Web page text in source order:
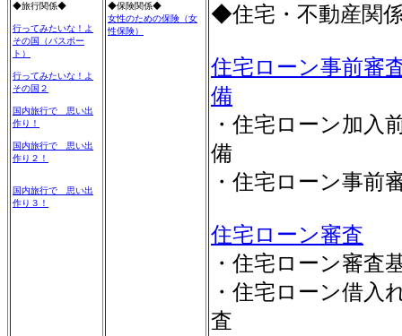
◆旅行関係◆
行ってみたいな！よ
その国（パスポー
ト）
行ってみたいな！よ
その国２
国内旅行で 思い出
作り！
国内旅行で 思い出
作り２！
国内旅行で 思い出
作り３！
◆保険関係◆
女性のための保険（女
性保険）
◆住宅・不動産関
住宅ローン事前審
備
・住宅ローン加入
備
・住宅ローン事前
住宅ローン審査
・住宅ローン審査
・住宅ローン借入
査